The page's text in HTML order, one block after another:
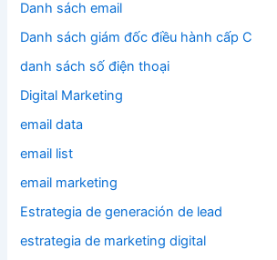
Danh sách email
Danh sách giám đốc điều hành cấp C
danh sách số điện thoại
Digital Marketing
email data
email list
email marketing
Estrategia de generación de lead
estrategia de marketing digital